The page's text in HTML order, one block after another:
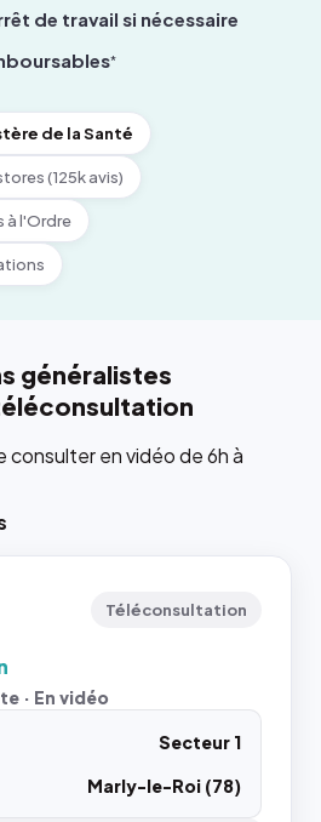
de travail si nécessaire
*
de la Santé
(125k avis)
à l'Ordre
généralistes
consulter en vidéo de 6h à
Téléconsultation
· En vidéo
Secteur 1
Marly-le-Roi (78)